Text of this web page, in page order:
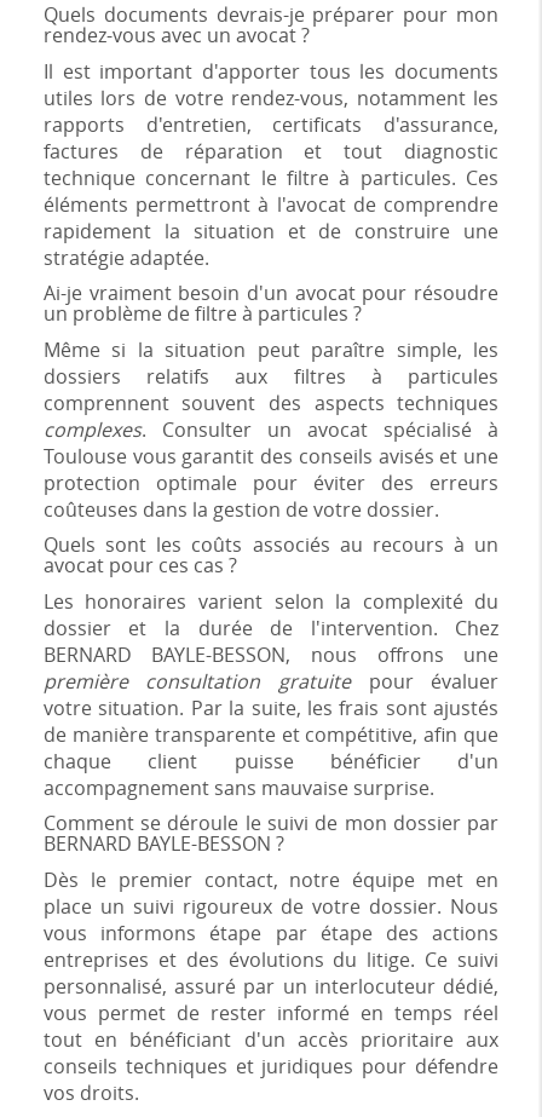
Quels documents devrais-je préparer pour mon
rendez-vous avec un avocat ?
Il est important d'apporter tous les documents
utiles lors de votre rendez-vous, notamment les
rapports d'entretien, certificats d'assurance,
factures de réparation et tout diagnostic
technique concernant le filtre à particules. Ces
éléments permettront à l'avocat de comprendre
rapidement la situation et de construire une
stratégie adaptée.
Ai-je vraiment besoin d'un avocat pour résoudre
un problème de filtre à particules ?
Même si la situation peut paraître simple, les
dossiers relatifs aux filtres à particules
comprennent souvent des aspects techniques
complexes. Consulter un avocat spécialisé à
Toulouse vous garantit des conseils avisés et une
protection optimale pour éviter des erreurs
coûteuses dans la gestion de votre dossier.
Quels sont les coûts associés au recours à un
avocat pour ces cas ?
Les honoraires varient selon la complexité du
dossier et la durée de l'intervention. Chez
BERNARD BAYLE-BESSON, nous offrons une
première consultation gratuitepour évaluer
votre situation. Par la suite, les frais sont ajustés
de manière transparente et compétitive, afin que
chaque client puisse bénéficier d'un
accompagnement sans mauvaise surprise.
Comment se déroule le suivi de mon dossier par
BERNARD BAYLE-BESSON ?
Dès le premier contact, notre équipe met en
place un suivi rigoureux de votre dossier. Nous
vous informons étape par étape des actions
entreprises et des évolutions du litige. Ce suivi
personnalisé, assuré par un interlocuteur dédié,
vous permet de rester informé en temps réel
tout en bénéficiant d'un accès prioritaire aux
conseils techniques et juridiques pour défendre
vos droits.